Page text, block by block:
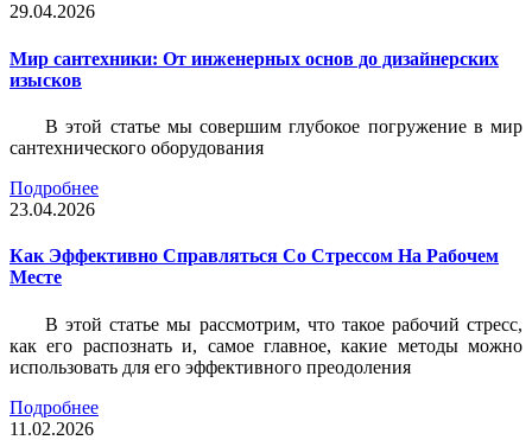
29.04.2026
Мир сантехники: От инженерных основ до дизайнерских
изысков
В этой статье мы совершим глубокое погружение в мир
сантехнического оборудования
Подробнее
23.04.2026
Как Эффективно Справляться Со Стрессом На Рабочем
Месте
В этой статье мы рассмотрим, что такое рабочий стресс,
как его распознать и, самое главное, какие методы можно
использовать для его эффективного преодоления
Подробнее
11.02.2026